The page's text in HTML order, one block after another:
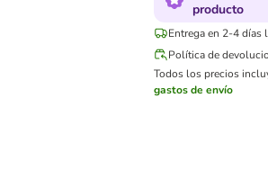
producto
Entrega en 2-4 días
Política de
Todos los precios
gastos de envío